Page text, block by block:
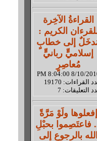
القراءةُ الآخِرة
الكريم :
إلى خطابٍ
إسلاميٍّ ربانيٍّ
مُعاصِرٍ
8/10/2010 8:04:00
القراءات: 19170
التعليقات: 7
إفعلوها ولَوْ مَرَّةً
فاعتَصِموا بحبْلِ
الله بالرجوعِ إلى